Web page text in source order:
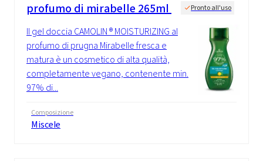
profumo di mirabelle 265ml
Pronto all'uso
Il gel doccia CAMOLIN ® MOISTURIZING al
profumo di prugna Mirabelle fresca e
matura è un cosmetico di alta qualità,
completamente vegano, contenente min.
97% di...
Composizione
Miscele